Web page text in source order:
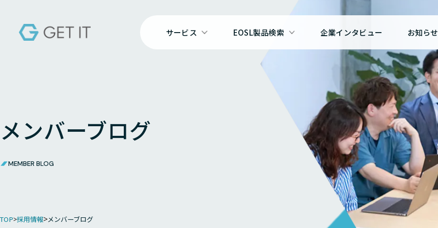
サービス EOSL製品検索 企業インタビュー お知らせ
メンバーブログ
MEMBER BLOG
TOP 採用情報 メンバーブログ